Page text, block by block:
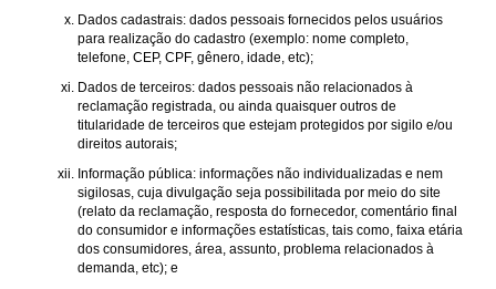
Dados cadastrais: dados pessoais fornecidos pelos usuários
para realização do cadastro (exemplo: nome completo,
telefone, CEP, CPF, gênero, idade, etc);
Dados de terceiros: dados pessoais não relacionados à
reclamação registrada, ou ainda quaisquer outros de
titularidade de terceiros que estejam protegidos por sigilo e/ou
direitos autorais;
Informação pública: informações não individualizadas e nem
sigilosas, cuja divulgação seja possibilitada por meio do site
(relato da reclamação, resposta do fornecedor, comentário final
do consumidor e informações estatísticas, tais como, faixa etária
dos consumidores, área, assunto, problema relacionados à
demanda, etc); e